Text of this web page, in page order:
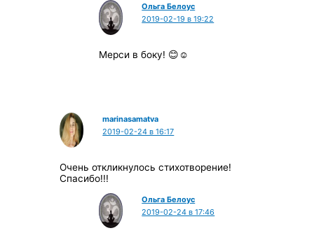
Ольга Белоус
2019-02-19 в 19:22
Мерси в боку! 😊☺
marinasamatva
2019-02-24 в 16:17
Очень откликнулось стихотворение!
Спасибо!!!
Ольга Белоус
2019-02-24 в 17:46